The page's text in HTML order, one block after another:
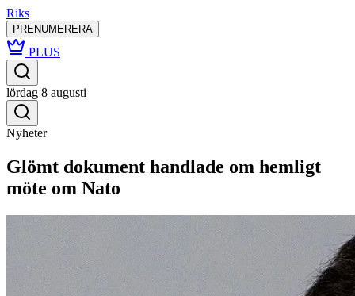
Riks
PRENUMERERA
PLUS
lördag 8 augusti
Nyheter
Glömt dokument handlade om hemligt
möte om Nato